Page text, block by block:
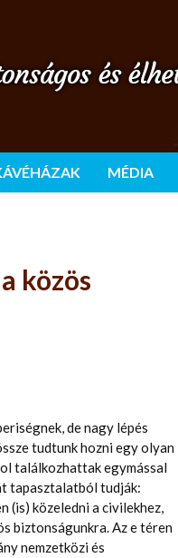
MÉDIA
közös
de nagy lépés
tudtunk hozni egy olyan
találkozhattak egymással
tapasztalatból tudják:
(is) közeledni a civilekhez,
biztonságunkra. Az e téren
nemzetközi és